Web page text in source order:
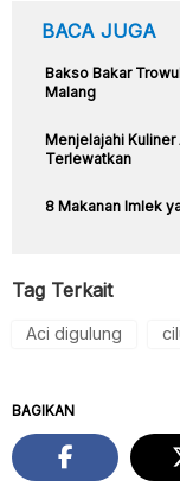
BACA JUGA
Bakso Bakar
Malang
Menjelajahi
Terlewatkan
8 Makanan Imlek
Tag Terkait
Aci digulung
BAGIKAN